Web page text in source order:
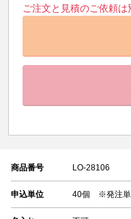
ご注文と見積のご依頼は
商品番号 LO-28106
申込単位 40個 ※発注単